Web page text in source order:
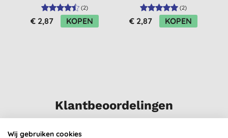
(2)
€ 2,87 KOPEN
(2)
€ 2,87 KOPEN
Klantbeoordelingen
Wij gebruiken cookies